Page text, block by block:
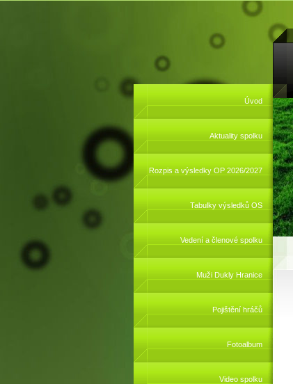
Úvod
Aktuality spolku
Rozpis a výsledky OP 2026/2027
Tabulky výsledků OS
Vedení a členové spolku
Muži Dukly Hranice
Pojištění hráčů
Fotoalbum
Video spolku